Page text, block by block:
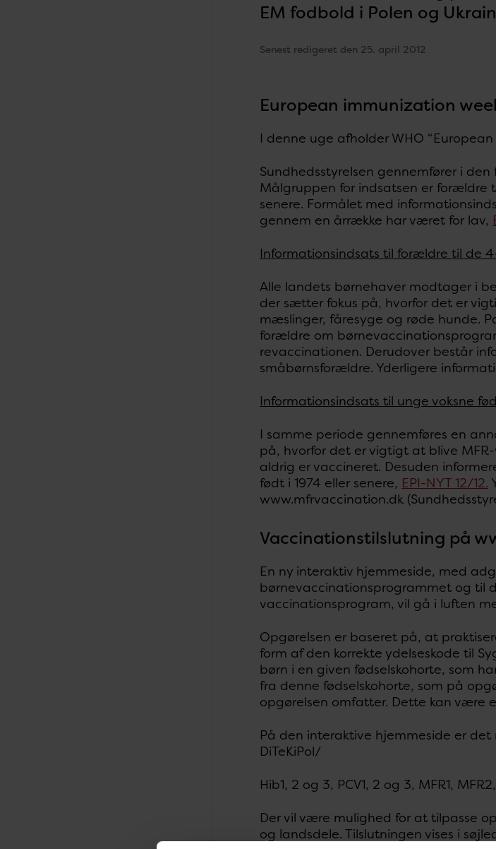
EM fodbold i Polen og
Senest redigeret den 25. april 2012
European immunization
I denne uge afholder WHO
Sundhedsstyrelsen gennemfører i
Målgruppen for indsatsen er forældre
senere. Formålet med
gennem en årrække har været for lav,
Informationsindsats til forældre til de
Alle landets børnehaver modtager i
der sætter fokus på, hvorfor det er
mæslinger, fåresyge og røde hunde.
forældre om
revaccinationen. Derudover består
småbørnsforældre. Yderligere
Informationsindsats til unge voksne
I samme periode gennemføres en
på, hvorfor det er vigtigt at blive
aldrig er vaccineret. Desuden
født i 1974 eller senere, EPI-NYT 12/12.
www.mfrvaccination.dk
Vaccinationstilslutning på
En ny interaktiv hjemmeside, med
børnevaccinationsprogrammet og til
vaccinationsprogram, vil gå i luften
Opgørelsen er baseret på, at
form af den korrekte ydelseskode til
børn i en given fødselskohorte, som
fra denne fødselskohorte, som på
opgørelsen omfatter. Dette kan være
På den interaktive hjemmeside er
DiTeKiPol/
Hib1, 2 og 3, PCV1, 2 og 3, MFR1,
Der vil være mulighed for at tilpasse
og landsdele. Tilslutningen vises i